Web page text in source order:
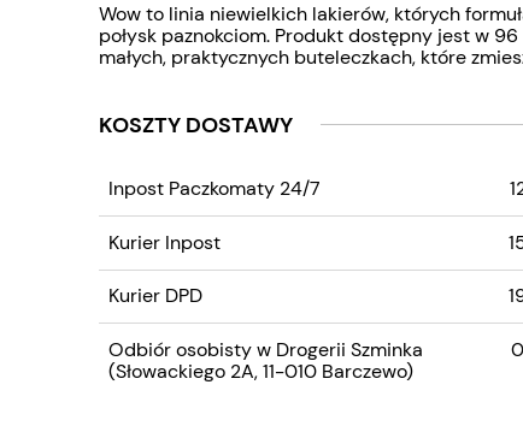
Wow to linia niewielkich lakierów, których
połysk paznokciom. Produkt dostępny jest w
małych, praktycznych buteleczkach, które
KOSZTY DOSTAWY
Inpost Paczkomaty 24/7
Kurier Inpost
Kurier DPD
Odbiór osobisty w Drogerii Szminka
(Słowackiego 2A, 11-010 Barczewo)